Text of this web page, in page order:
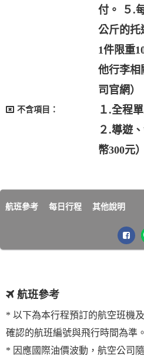
付。 ５.
公斤的托
1件限重
他行李相
司官網）
不含項目：
１.全程
２.導遊
幣300元）
航班參考 每日行程 其他說明
航班參考
* 以下為本行程預訂的航空班機
確認的航班編號與飛行時間為準。
* 因應國際油價波動，航空公司